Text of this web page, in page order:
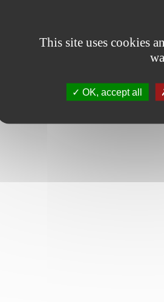
This site uses cookies
OK, accept all